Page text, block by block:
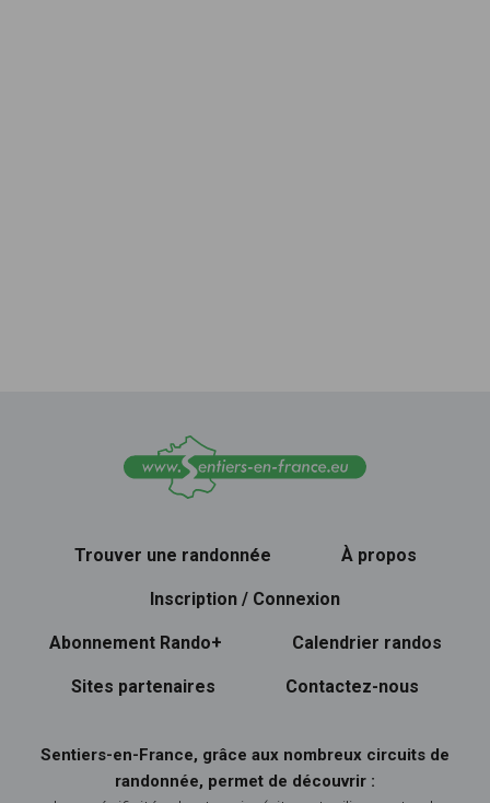
Trouver une randonnée À propos
Inscription / Connexion
Abonnement Rando+ Calendrier randos
Sites partenaires Contactez-nous
Sentiers-en-France, grâce aux nombreux circuits de
randonnée, permet de découvrir :